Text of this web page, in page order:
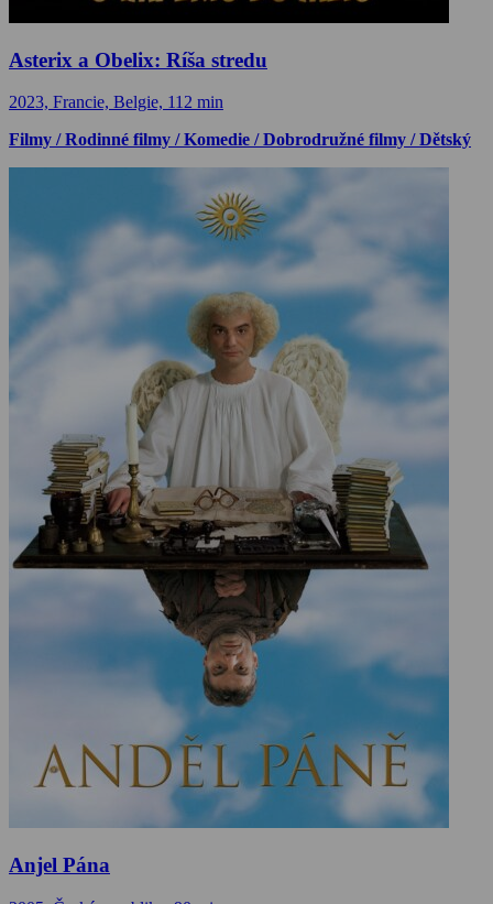
Asterix a Obelix: Ríša stredu
2023, Francie, Belgie, 112 min
Filmy / Rodinné filmy / Komedie / Dobrodružné filmy / Dětský
Anjel Pána